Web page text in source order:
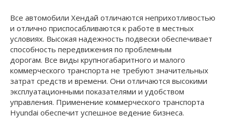
Все автомобили Хендай отличаются неприхотливостью
и отлично приспосабливаются к работе в местных
условиях. Высокая надежность подвески обеспечивает
способность передвижения по проблемным
дорогам. Все виды крупногабаритного и малого
коммерческого транспорта не требуют значительных
затрат средств и времени. Они отличаются высокими
эксплуатационными показателями и удобством
управления. Применение коммерческого транспорта
Hyundai обеспечит успешное ведение бизнеса.